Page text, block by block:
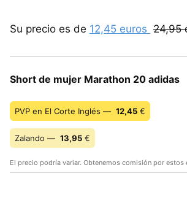
Su precio es de 12,45 euros 24,95
Short de mujer Marathon 20 adidas
PVP en El Corte Inglés — 12,45 €
Zalando — 13,95 €
El precio podría variar. Obtenemos comisión por estos